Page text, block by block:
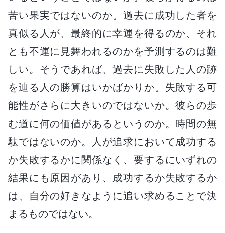
苦い果実ではないのか。過去に成功した者を
真似る人が、最終的に幸運を得るのか、それ
とも不運に見舞われるのかを予測するのは難
しい。そうであれば、過去に失敗した人の跡
を辿る人の勝算はいかばかりか。失敗する可
能性がさらに大きいのではないか。彼らの歩
む道に何の価値があるというのか。時間の無
駄ではないのか。人が追求において成功する
か失敗するかに関係なく、要するにいずれの
結果にも原因があり、成功するか失敗するか
は、自分の好きなように追い求めることで決
まるものではない。